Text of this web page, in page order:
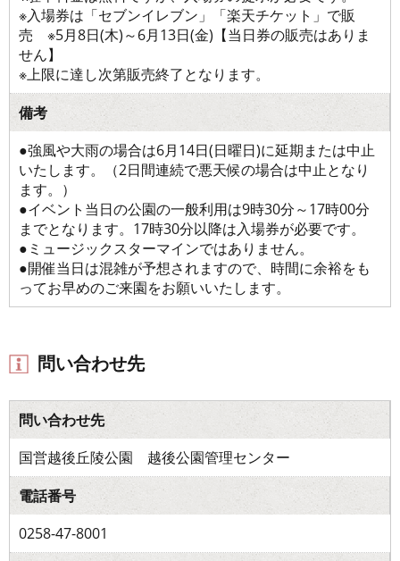
※入場券は「セブンイレブン」「楽天チケット」で販
売 ※5月8日(木)～6月13日(金)【当日券の販売はありま
せん】
※上限に達し次第販売終了となります。
備考
●強風や大雨の場合は6月14日(日曜日)に延期または中止
いたします。（2日間連続で悪天候の場合は中止となり
ます。）
●イベント当日の公園の一般利用は9時30分～17時00分
までとなります。17時30分以降は入場券が必要です。
●ミュージックスターマインではありません。
●開催当日は混雑が予想されますので、時間に余裕をも
ってお早めのご来園をお願いいたします。
問い合わせ先
問い合わせ先
国営越後丘陵公園 越後公園管理センター
電話番号
0258-47-8001